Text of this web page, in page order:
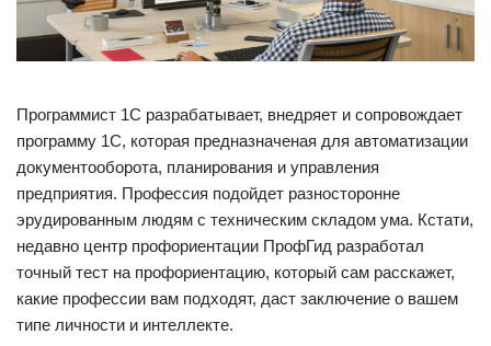
Программист 1С разрабатывает, внедряет и сопровождает
программу 1С, которая предназначеная для автоматизации
документооборота, планирования и управления
предприятия. Профессия подойдет разносторонне
эрудированным людям с техническим складом ума. Кстати,
недавно центр профориентации ПрофГид разработал
точный тест на профориентацию, который сам расскажет,
какие профессии вам подходят, даст заключение о вашем
типе личности и интеллекте.